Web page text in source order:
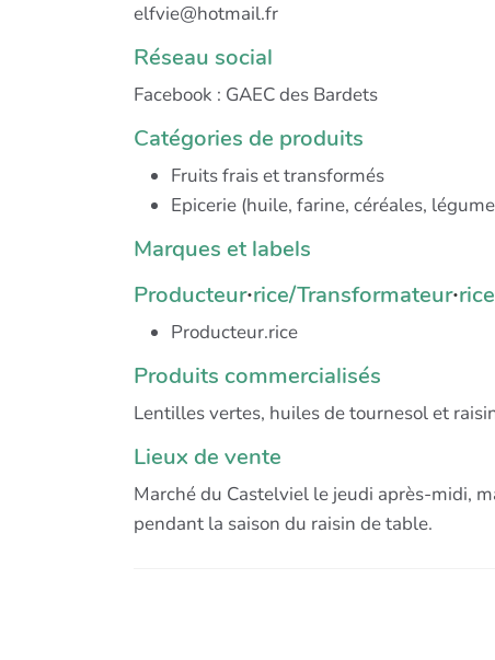
elfvie@hotmail.fr
Réseau social
Facebook : GAEC des Bardets
Catégories de produits
Fruits frais et transformés
Epicerie (huile, farine, céréales,
Marques et labels
Producteur·rice/Transformateur·rice
Producteur.rice
Produits commercialisés
Lentilles vertes, huiles de tournesol et
Lieux de vente
Marché du Castelviel le jeudi après-midi,
pendant la saison du raisin de table.